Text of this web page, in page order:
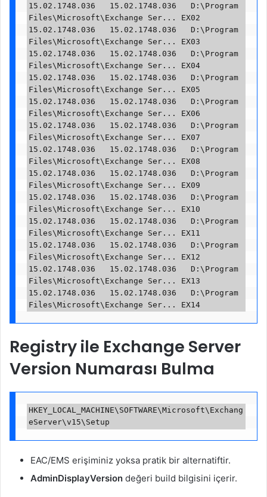
15.02.1748.036   15.02.1748.036   D:\Program
Files\Microsoft\Exchange Ser... EX02
15.02.1748.036   15.02.1748.036   D:\Program
Files\Microsoft\Exchange Ser... EX03
15.02.1748.036   15.02.1748.036   D:\Program
Files\Microsoft\Exchange Ser... EX04
15.02.1748.036   15.02.1748.036   D:\Program
Files\Microsoft\Exchange Ser... EX05
15.02.1748.036   15.02.1748.036   D:\Program
Files\Microsoft\Exchange Ser... EX06
15.02.1748.036   15.02.1748.036   D:\Program
Files\Microsoft\Exchange Ser... EX07
15.02.1748.036   15.02.1748.036   D:\Program
Files\Microsoft\Exchange Ser... EX08
15.02.1748.036   15.02.1748.036   D:\Program
Files\Microsoft\Exchange Ser... EX09
15.02.1748.036   15.02.1748.036   D:\Program
Files\Microsoft\Exchange Ser... EX10
15.02.1748.036   15.02.1748.036   D:\Program
Files\Microsoft\Exchange Ser... EX11
15.02.1748.036   15.02.1748.036   D:\Program
Files\Microsoft\Exchange Ser... EX12
15.02.1748.036   15.02.1748.036   D:\Program
Files\Microsoft\Exchange Ser... EX13
15.02.1748.036   15.02.1748.036   D:\Program
Files\Microsoft\Exchange Ser... EX14
Registry ile Exchange Server
Version Numarası Bulma
HKEY_LOCAL_MACHINE\SOFTWARE\Microsoft\Exchang
EAC/EMS erişiminiz yoksa pratik bir alternatiftir.
AdminDisplayVersion değeri build bilgisini içerir.